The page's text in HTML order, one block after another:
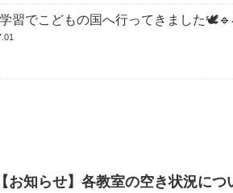
習でこどもの国へ行ってきました🕊️🔹
【お知らせ】各教室の空き状況につ